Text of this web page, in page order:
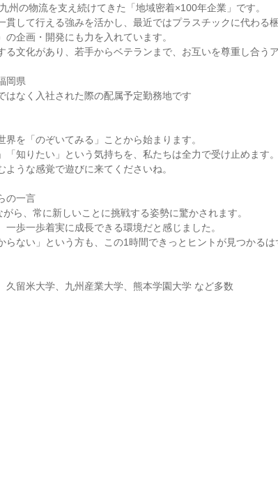
州の物流を支え続けてきた「地域密着×100年企業」です。
貫して行える強みを活かし、最近ではプラスチックに代わる
企画・開発にも力を入れています。
る文化があり、若手からベテランまで、お互いを尊重し合う
岡県
なく入社された際の配属予定勤務地です
を「のぞいてみる」ことから始まります。
「知りたい」という気持ちを、私たちは全力で受け止めます
うな感覚で遊びに来てくださいね。
の一言
ら、常に新しいことに挑戦する姿勢に驚かされます。
歩一歩着実に成長できる環境だと感じました。
らない」という方も、この1時間できっとヒントが見つかる
久留米大学、九州産業大学、熊本学園大学 など多数